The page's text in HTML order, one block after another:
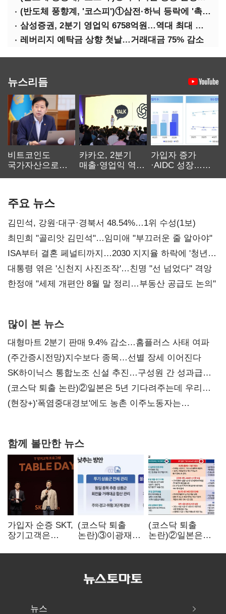
(반도체 풍향계, '코스피')①삼전·하닉 등락에 '촉각'…코스피·나스닥 '한 몸'
삼성증권, 2분기 영업익 6758억원…역대 최대 경신
레버리지 예탁금 상향 첫날…거래대금 75% 감소
뉴스리듬
비트코인도
국가자산으로…'
카카오, 2분기
매출·영업익 역대
가입자 증가
·AIDC 성장…
주요 뉴스
김민석, 강원·대구·경북서 48.54%…1위 수성(1보)
최민희 "골리앗 김민석"…임미애 "부끄러운 줄 알아야"
ISA부터 결혼 페널티까지…2030 지지율 하락에 '청년
챙기기'
대통령 엮은 '신천지 사진조작'…친명 "선 넘었다" 격앙
한정애 "세제 개편안 8월 말 정리…부동산 공급도 논의"
많이 본 뉴스
대형마트 2분기 판매 9.4% 감소…홈플러스 사태 여파
(주간증시전망)지수보다 종목…선별 장세 이어진다
SK하이닉스 통합노조 신설 추진…구성원 간 성과급
불만 확산
(코스닥 퇴출 논란)②일본은 5년 기다려주는데 우리는
당장 퇴출?…시간만으론 부족한 코스닥 구하기
(현장+)'폭염중대경보'에도 농촌 이주노동자는
함께 볼만한 뉴스
가입자 순증 SKT,
장기고객은
챙긴다
(코스닥 퇴출
논란)③이광재
자동차 없애지는
(코스닥 퇴출
논란)②일본은
기다려주는데
뉴스